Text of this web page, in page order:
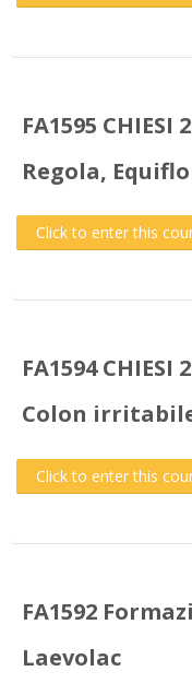
FA1595
Regola,
Click to enter this
FA1594
Colon
Click to enter this
FA1592
Laevolac